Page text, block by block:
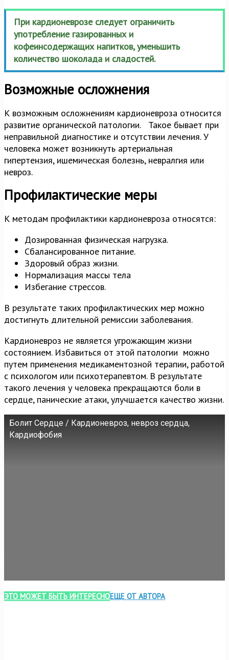
При кардионеврозе следует ограничить
употребление газированных и
кофеинсодержащих напитков, уменьшить
количество шоколада и сладостей.
Возможные осложнения
К возможным осложнениям кардионевроза относится
развитие органической патологии. Такое бывает при
неправильной диагностике и отсутствии лечения. У
человека может возникнуть артериальная
гипертензия, ишемическая болезнь, невралгия или
невроз.
Профилактические меры
К методам профилактики кардионевроза относятся:
Дозированная физическая нагрузка.
Сбалансированное питание.
Здоровый образ жизни.
Нормализация массы тела
Избегание стрессов.
В результате таких профилактических мер можно
достигнуть длительной ремиссии заболевания.
Кардионевроз не является угрожающим жизни
состоянием. Избавиться от этой патологии можно
путем применения медикаментозной терапии, работой
с психологом или психотерапевтом. В результате
такого лечения у человека прекращаются боли в
сердце, панические атаки, улучшается качество жизни.
Болит Сердце / Кардионевроз, невроз сердца,
Кардиофобия
ЭТО МОЖЕТ БЫТЬ ИНТЕРЕСНОЕЩЕ ОТ АВТОРА